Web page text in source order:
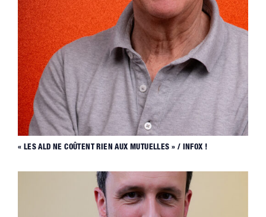
« LES ALD NE COÛTENT RIEN AUX MUTUELLES » / INFOX !